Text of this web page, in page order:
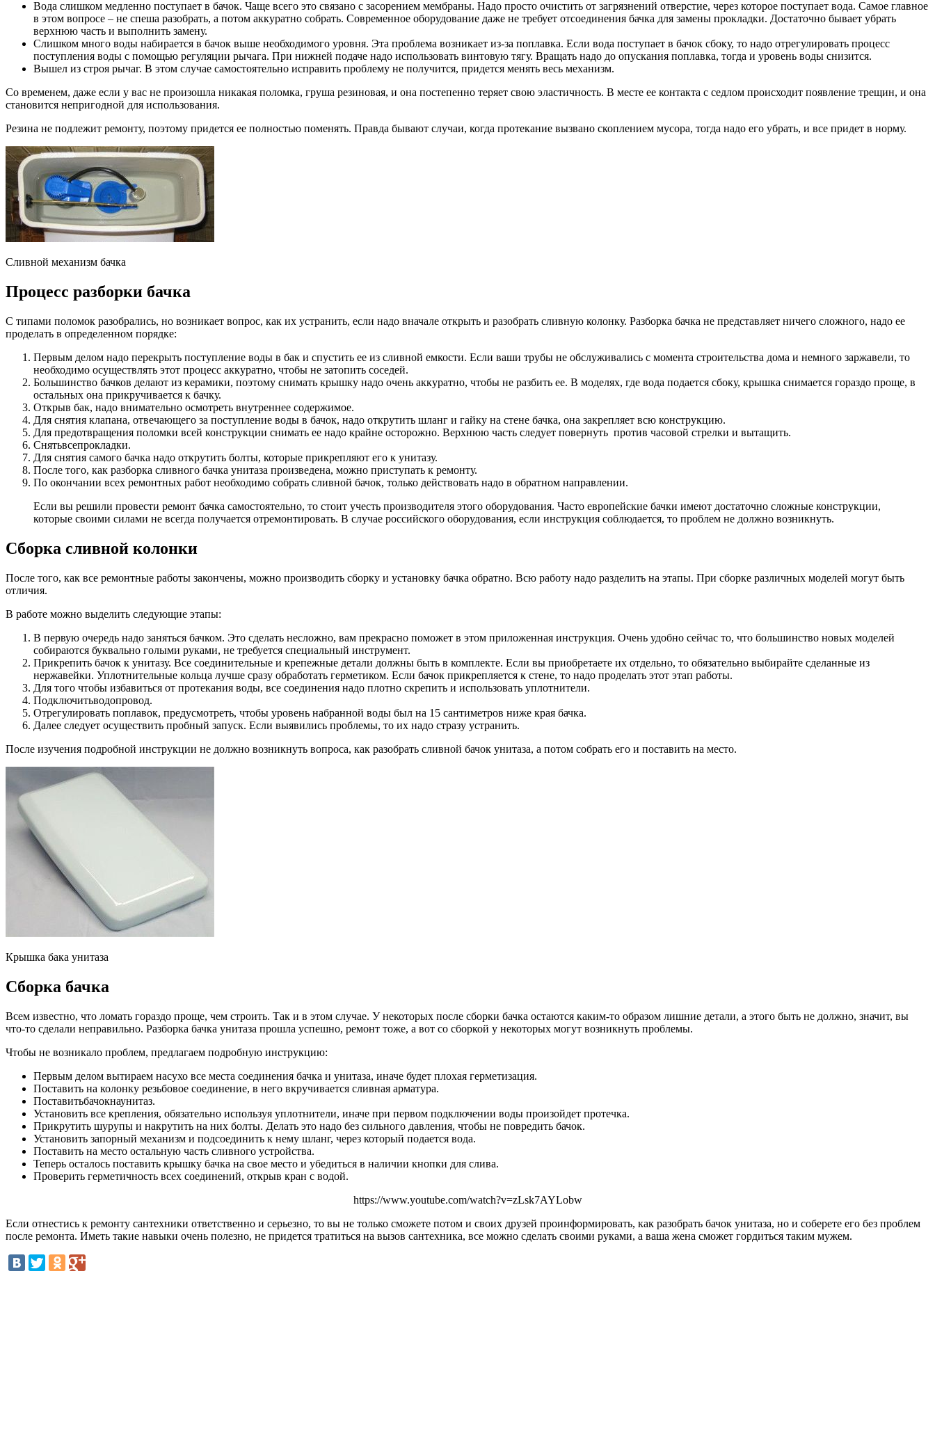
Вода слишком медленно поступает в бачок. Чаще всего это связано с засорением мембраны. Надо просто очистить от загрязнений отверстие, через которое поступает вода. Самое главное
в этом вопросе – не спеша разобрать, а потом аккуратно собрать. Современное оборудование даже не требует отсоединения бачка для замены прокладки. Достаточно бывает убрать
верхнюю часть и выполнить замену.
Слишком много воды набирается в бачок выше необходимого уровня. Эта проблема возникает из-за поплавка. Если вода поступает в бачок сбоку, то надо отрегулировать процесс
поступления воды с помощью регуляции рычага. При нижней подаче надо использовать винтовую тягу. Вращать надо до опускания поплавка, тогда и уровень воды снизится.
Вышел из строя рычаг. В этом случае самостоятельно исправить проблему не получится, придется менять весь механизм.
Со временем, даже если у вас не произошла никакая поломка, груша резиновая, и она постепенно теряет свою эластичность. В месте ее контакта с седлом происходит появление трещин, и она
становится непригодной для использования.
Резина не подлежит ремонту, поэтому придется ее полностью поменять. Правда бывают случаи, когда протекание вызвано скоплением мусора, тогда надо его убрать, и все придет в норму.
Сливной механизм бачка
Процесс разборки бачка
С типами поломок разобрались, но возникает вопрос, как их устранить, если надо вначале открыть и разобрать сливную колонку. Разборка бачка не представляет ничего сложного, надо ее
проделать в определенном порядке:
Первым делом надо перекрыть поступление воды в бак и спустить ее из сливной емкости. Если ваши трубы не обслуживались с момента строительства дома и немного заржавели, то
необходимо осуществлять этот процесс аккуратно, чтобы не затопить соседей.
Большинство бачков делают из керамики, поэтому снимать крышку надо очень аккуратно, чтобы не разбить ее. В моделях, где вода подается сбоку, крышка снимается гораздо проще, в
остальных она прикручивается к бачку.
Открыв бак, надо внимательно осмотреть внутреннее содержимое.
Для снятия клапана, отвечающего за поступление воды в бачок, надо открутить шланг и гайку на стене бачка, она закрепляет всю конструкцию.
Для предотвращения поломки всей конструкции снимать ее надо крайне осторожно. Верхнюю часть следует повернуть против часовой стрелки и вытащить.
Снятьвсепрокладки.
Для снятия самого бачка надо открутить болты, которые прикрепляют его к унитазу.
После того, как разборка сливного бачка унитаза произведена, можно приступать к ремонту.
По окончании всех ремонтных работ необходимо собрать сливной бачок, только действовать надо в обратном направлении.
Если вы решили провести ремонт бачка самостоятельно, то стоит учесть производителя этого оборудования. Часто европейские бачки имеют достаточно сложные конструкции,
которые своими силами не всегда получается отремонтировать. В случае российского оборудования, если инструкция соблюдается, то проблем не должно возникнуть.
Сборка сливной колонки
После того, как все ремонтные работы закончены, можно производить сборку и установку бачка обратно. Всю работу надо разделить на этапы. При сборке различных моделей могут быть
отличия.
В работе можно выделить следующие этапы:
В первую очередь надо заняться бачком. Это сделать несложно, вам прекрасно поможет в этом приложенная инструкция. Очень удобно сейчас то, что большинство новых моделей
собираются буквально голыми руками, не требуется специальный инструмент.
Прикрепить бачок к унитазу. Все соединительные и крепежные детали должны быть в комплекте. Если вы приобретаете их отдельно, то обязательно выбирайте сделанные из
нержавейки. Уплотнительные кольца лучше сразу обработать герметиком. Если бачок прикрепляется к стене, то надо проделать этот этап работы.
Для того чтобы избавиться от протекания воды, все соединения надо плотно скрепить и использовать уплотнители.
Подключитьводопровод.
Отрегулировать поплавок, предусмотреть, чтобы уровень набранной воды был на 15 сантиметров ниже края бачка.
Далее следует осуществить пробный запуск. Если выявились проблемы, то их надо стразу устранить.
После изучения подробной инструкции не должно возникнуть вопроса, как разобрать сливной бачок унитаза, а потом собрать его и поставить на место.
Крышка бака унитаза
Сборка бачка
Всем известно, что ломать гораздо проще, чем строить. Так и в этом случае. У некоторых после сборки бачка остаются каким-то образом лишние детали, а этого быть не должно, значит, вы
что-то сделали неправильно. Разборка бачка унитаза прошла успешно, ремонт тоже, а вот со сборкой у некоторых могут возникнуть проблемы.
Чтобы не возникало проблем, предлагаем подробную инструкцию:
Первым делом вытираем насухо все места соединения бачка и унитаза, иначе будет плохая герметизация.
Поставить на колонку резьбовое соединение, в него вкручивается сливная арматура.
Поставитьбачокнаунитаз.
Установить все крепления, обязательно используя уплотнители, иначе при первом подключении воды произойдет протечка.
Прикрутить шурупы и накрутить на них болты. Делать это надо без сильного давления, чтобы не повредить бачок.
Установить запорный механизм и подсоединить к нему шланг, через который подается вода.
Поставить на место остальную часть сливного устройства.
Теперь осталось поставить крышку бачка на свое место и убедиться в наличии кнопки для слива.
Проверить герметичность всех соединений, открыв кран с водой.
https://www.youtube.com/watch?v=zLsk7AYLobw
Если отнестись к ремонту сантехники ответственно и серьезно, то вы не только сможете потом и своих друзей проинформировать, как разобрать бачок унитаза, но и соберете его без проблем
после ремонта. Иметь такие навыки очень полезно, не придется тратиться на вызов сантехника, все можно сделать своими руками, а ваша жена сможет гордиться таким мужем.